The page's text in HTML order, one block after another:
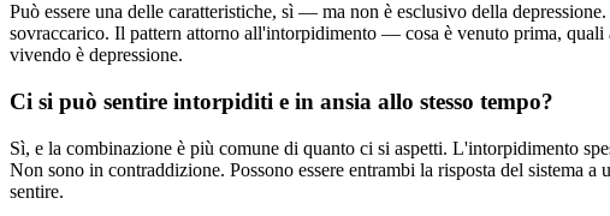
Può essere una delle caratteristiche, sì — ma non è esclusivo della
sovraccarico. Il pattern attorno all'intorpidimento — cosa è venuto prima,
vivendo è depressione.
Ci si può sentire intorpiditi e in ansia allo stesso tempo?
Sì, e la combinazione è più comune di quanto ci si aspetti. L'intorpidimento
Non sono in contraddizione. Possono essere entrambi la risposta del sistema
sentire.